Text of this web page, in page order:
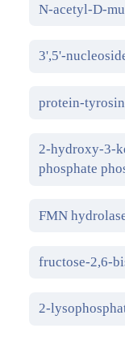
N-acetyl-D-
3',5'-
protein-
2-hydroxy-3-
phosphate
FMN
fructose-2,6-
2-